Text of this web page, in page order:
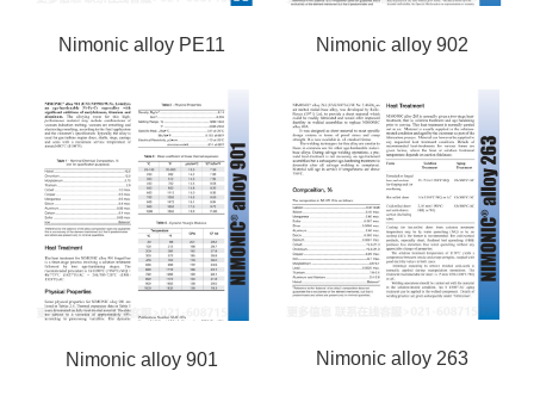
Nimonic alloy PE11 Nimonic alloy 902
Nimonic alloy 901 Nimonic alloy 263